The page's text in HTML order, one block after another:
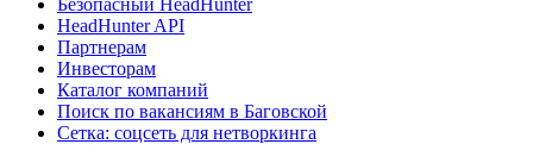
Безопасный HeadHunter
HeadHunter API
Партнерам
Инвесторам
Каталог компаний
Поиск по вакансиям в Баговской
Сетка: соцсеть для нетворкинга